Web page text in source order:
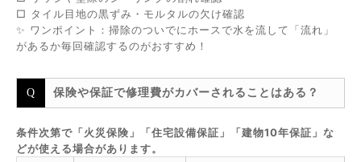
□ タイル目地の黒ずみ・モルタルの欠け確認
✨ ワンポイント：掃除のついでにホースで水を流して「流れ」
があるか毎回確認するのがおすすめ！
保険や保証で修理費がカバーされることはある？
条件次第で「火災保険」「住宅設備保証」「建物10年保証」な
どが使える場合があります。